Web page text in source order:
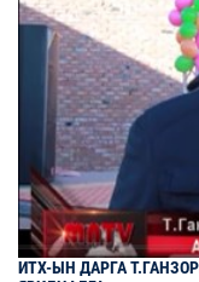
ИТХ-ЫН ДАРГА